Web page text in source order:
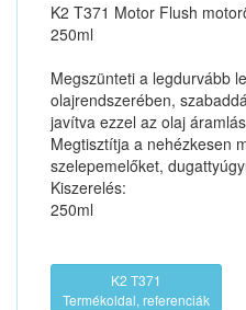
K2 T371 Motor Flush
250ml
Megszünteti a legdurvább
olajrendszerében,
javítva ezzel az olaj
Megtisztítja a nehézkesen
szelepemelőket,
Kiszerelés:
250ml
K2 T371
Termékoldal, referenciák